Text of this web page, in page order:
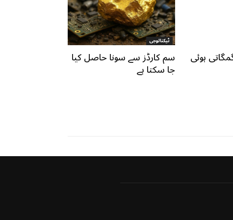
ٹیکنالوجی
سم کارڈز سے سونا حاصل کیا
جا سکتا ہے
ہوئی